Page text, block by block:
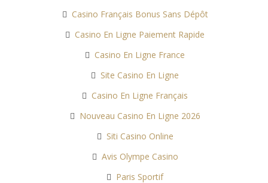
Casino Français Bonus Sans Dépôt
Casino En Ligne Paiement Rapide
Casino En Ligne France
Site Casino En Ligne
Casino En Ligne Français
Nouveau Casino En Ligne 2026
Siti Casino Online
Avis Olympe Casino
Paris Sportif